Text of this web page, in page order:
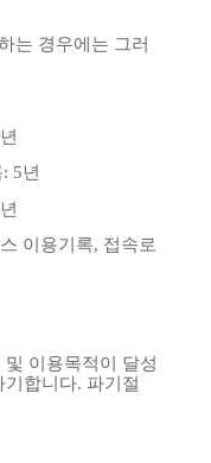
는 경우에는 그러
년
: 5년
년
이용기록, 접속로
및 이용목적이
달성
기합니다. 파기절